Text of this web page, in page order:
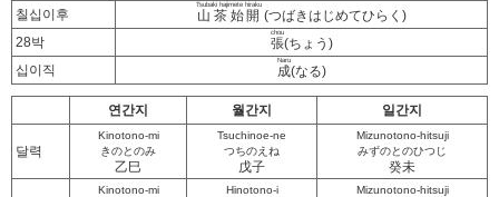
칠십이후 山茶始開
Tsubaki hajimete hiraku
(つばきはじめてひらく)
28박
張
chou
(ちょう)
십이직
成
Naru
(なる)
연간지 월간지 일간지
달력
Kinotono-mi
きのとのみ
乙巳
Tsuchinoe-ne
つちのえね
戊子
Mizunotono-hitsuji
みずのとのひつじ
癸未
Kinotono-mi
Hinotono-i
Mizunotono-hitsuji